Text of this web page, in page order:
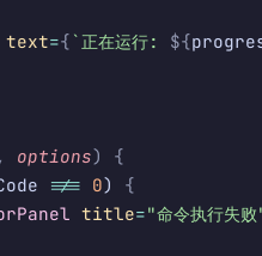
text={ `正在运行: ${
, options)
{
!== 0) {
title="命令执行失